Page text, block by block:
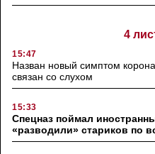
4
15:47
Назван новый симптом
связан со слухом
15:33
Спецназ поймал
«разводили» стариков по